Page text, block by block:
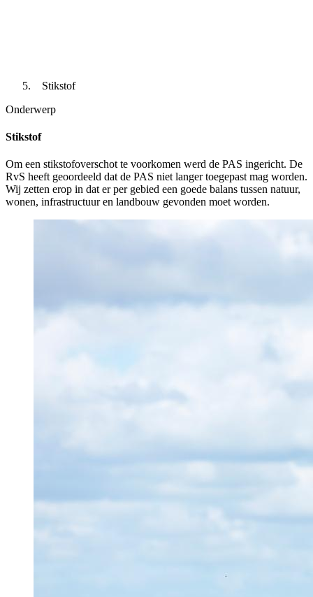
Stikstof
Onderwerp
Stikstof
Om een stikstofoverschot te voorkomen werd de PAS ingericht. De
RvS heeft geoordeeld dat de PAS niet langer toegepast mag worden.
Wij zetten erop in dat er per gebied een goede balans tussen natuur,
wonen, infrastructuur en landbouw gevonden moet worden.